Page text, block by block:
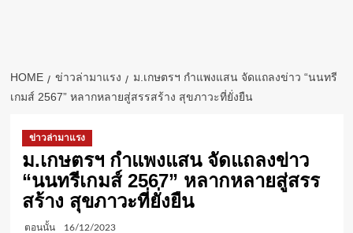
HOME ข่าวล่ามาแรง
ม.เกษตรฯ กำแพงแสน จัดแถลงข่าว “นนทรี
เกมส์ 2567” หลากหลายสู่สรรสร้าง สุขภาวะที่ยั่งยืน
ข่าวล่ามาแรง
ม.เกษตรฯ กำแพงแสน จัดแถลงข่าว
“นนทรีเกมส์ 2567” หลากหลายสู่สรร
สร้าง สุขภาวะที่ยั่งยืน
ตอนนั้น 16/12/2023